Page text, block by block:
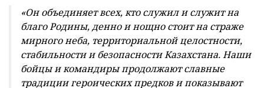
«Он объединяет всех, кто служил и служит на
благо Родины, денно и нощно стоит на страже
мирного неба, территориальной целостности,
стабильности и безопасности Казахстана. Наши
бойцы и командиры продолжают славные
традиции героических предков и показывают